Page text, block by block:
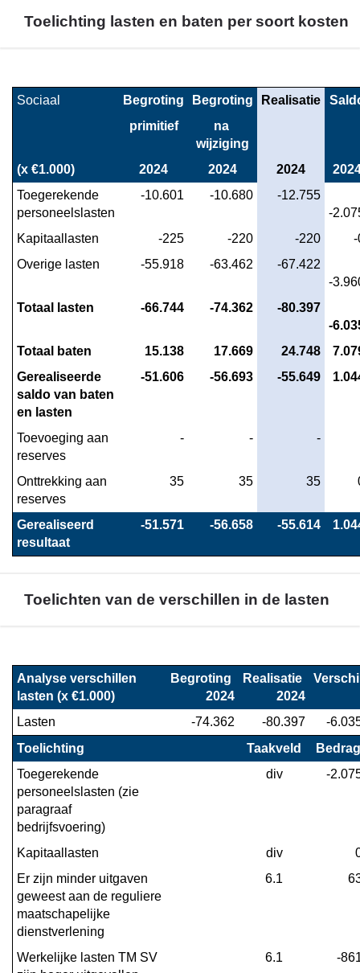
Toelichting lasten en baten per soort kosten
naar
overzicht
programma
Toelichting
lasten
baten
Sociaal Begroting Begroting Realisatie
primitief
na
wijziging
(x €1.000)
2024 2024 2024
Toegerekende
personeelslasten
-10.601 -10.680
-12.755
-
Kapitaallasten
-225 -220 -220
-
Overige lasten
-55.918 -63.462
-67.422
-
Totaal lasten
-66.744 -74.362
-80.397
-
Totaal baten
15.138 17.669 24.748
Gerealiseerde
saldo van baten
en lasten
-51.606 -56.693 -55.649
Toevoeging aan
reserves
- - -
Onttrekking aan
reserves
35 35 35
Gerealiseerd
resultaat
-51.571 -56.658 -55.614
Toelichten van de verschillen in de lasten
naar
navigatie
Financieel
overzicht
programma
Toelichten
verschillen
lasten
Analyse verschillen
lasten (x €1.000)
Begroting
2024
Realisatie
2024
Lasten -74.362 -80.397
-
Toelichting
Taakveld
Bedrag
Toegerekende
personeelslasten (zie
paragraaf
bedrijfsvoering)
div -
Kapitaallasten div
Er zijn minder uitgaven
geweest aan de reguliere
maatschapelijke
dienstverlening
6.1
Werkelijke lasten TM SV
6.1 -